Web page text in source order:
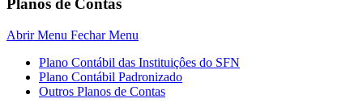
Planos de Contas
Abrir Menu Fechar Menu
Plano Contábil das Instituiçôes do SFN
Plano Contábil Padronizado
Outros Planos de Contas